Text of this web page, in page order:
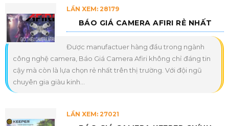
LẦN XEM: 28179
BÁO GIÁ CAMERA AFIRI RẺ NHẤT
Được manufactuer hàng đầu trong ngành
công nghệ camera, Báo Giá Camera Afiri không chỉ đáng tin
cậy mà còn là lựa chọn rẻ nhất trên thị trường. Với đội ngũ
chuyên gia giàu kinh...
LẦN XEM: 27021